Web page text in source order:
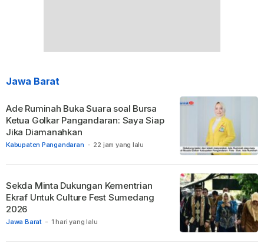
Jawa Barat
Kabupaten Pangandaran - 22 jam yang lalu
Ade Ruminah Buka Suara soal Bursa
Ketua Golkar Pangandaran: Saya Siap
Jika Diamanahkan
Jawa Barat - 1 hari yang lalu
Sekda Minta Dukungan Kementrian
Ekraf Untuk Culture Fest Sumedang
2026